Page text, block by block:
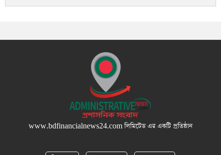
www.bdfinancialnews24.comলিমিটেড এর একটি প্রতিষ্ঠান